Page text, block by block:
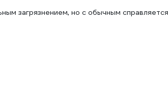
загрязнением, но с обычным